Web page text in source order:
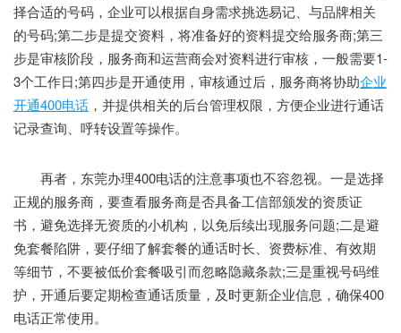
择合适的号码，企业可以根据自身需求挑选易记、与品牌相关
的号码;第二步是提交资料，将准备好的资料提交给服务商;第三
步是审核阶段，服务商和运营商会对资料进行审核，一般需要1-
3个工作日;第四步是开通使用，审核通过后，服务商将协助企业
开通400电话 ，并提供相关的后台管理权限，方便企业进行通话
记录查询、呼转设置等操作。
再者，东莞办理400电话的注意事项也不容忽视。一是选择
正规的服务商，要查看服务商是否具备工信部颁发的资质证
书，避免选择无资质的小机构，以免后续出现服务问题;二是避
免套餐陷阱，要仔细了解套餐的通话时长、资费标准、有效期
等细节，不要被低价套餐吸引而忽略隐藏条款;三是重视号码维
护，开通后要定期检查通话质量，及时更新企业信息，确保400
电话正常使用。